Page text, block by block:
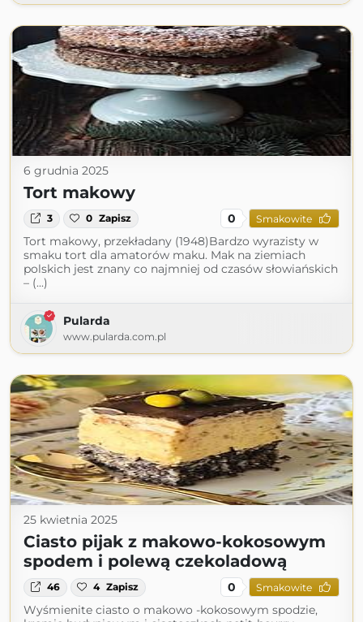
6 grudnia 2025
Tort makowy
3 0 Zapisz 0 Smakowite
Tort makowy, przekładany (1948)Bardzo wyrazisty w
smaku tort dla amatorów maku. Mak na ziemiach
polskich jest znany co najmniej od czasów słowiańskich
– (...)
Pularda
www.pularda.com.pl
25 kwietnia 2025
Ciasto pijak z makowo-kokosowym
spodem i polewą czekoladową
46 4 Zapisz 0 Smakowite
Wyśmienite ciasto o makowo -kokosowym spodzie,